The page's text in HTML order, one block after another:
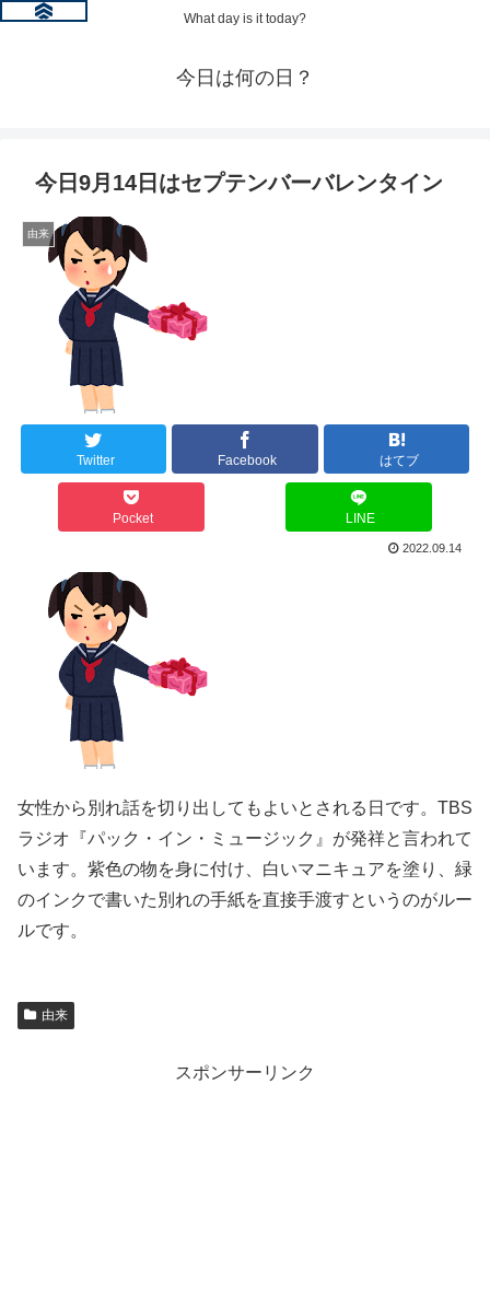
What day is it today?
今日は何の日？
今日9月14日はセプテンバーバレンタイン
由来
Twitter Facebook はてブ
Pocket LINE
2022.09.14
女性から別れ話を切り出してもよいとされる日です。TBS
ラジオ『パック・イン・ミュージック』が発祥と言われて
います。紫色の物を身に付け、白いマニキュアを塗り、緑
のインクで書いた別れの手紙を直接手渡すというのがルー
ルです。
由来
スポンサーリンク